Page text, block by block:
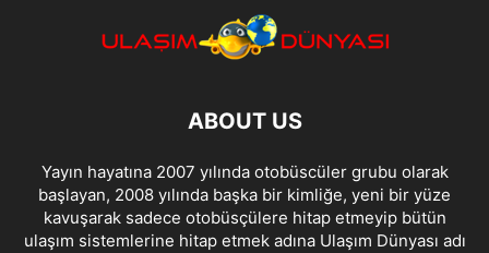
ABOUT US
Yayın hayatına 2007 yılında otobüscüler grubu olarak
başlayan, 2008 yılında başka bir kimliğe, yeni bir yüze
kavuşarak sadece otobüsçülere hitap etmeyip bütün
ulaşım sistemlerine hitap etmek adına Ulaşım Dünyası adı